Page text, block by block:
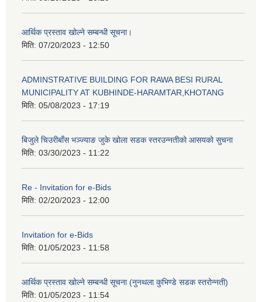
आर्थिक प्रस्ताव खोल्ने सम्बन्धी सूचना।
मिति: 07/20/2023 - 12:50
ADMINSTRATIVE BUILDING FOR RAWA BESI RURAL
MUNICIPALITY AT KUBHINDE-HARAMTAR,KHOTANG
मिति: 05/08/2023 - 17:19
बिजुले चिउरीबाँस भञ्ज्याङ जुके खोला सडक स्तरउन्नतीको आसयको सुचना
मिति: 03/30/2023 - 11:22
Re - Invitation for e-Bids
मिति: 02/20/2023 - 12:00
Invitation for e-Bids
मिति: 01/05/2023 - 11:58
आर्थिक प्रस्ताव खोल्ने सम्बन्धी सूचना (नुनथला कुभिण्डे सडक स्तरोन्नती)
मिति: 01/05/2023 - 11:54